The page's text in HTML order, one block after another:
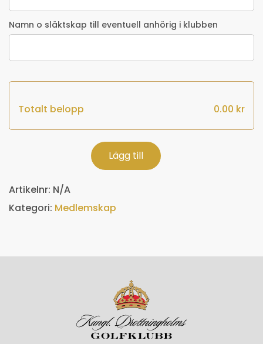
Namn o släktskap till eventuell anhörig i klubben
Totalt belopp 0.00 kr
Lägg till
Artikelnr: N/A
Kategori: Medlemskap